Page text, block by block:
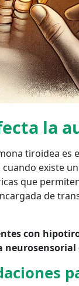
la
tiroidea es
existe
que
de
con